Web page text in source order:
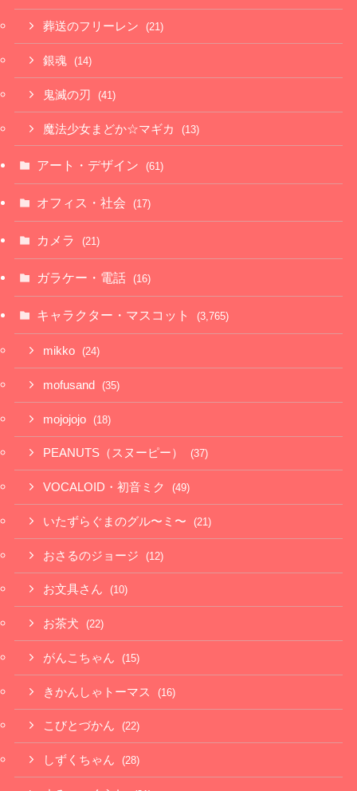
葬送のフリーレン (21)
銀魂 (14)
鬼滅の刃 (41)
魔法少女まどか☆マギカ (13)
アート・デザイン (61)
オフィス・社会 (17)
カメラ (21)
ガラケー・電話 (16)
キャラクター・マスコット (3,765)
mikko (24)
mofusand (35)
mojojojo (18)
PEANUTS（スヌーピー） (37)
VOCALOID・初音ミク (49)
いたずらぐまのグル〜ミ〜 (21)
おさるのジョージ (12)
お文具さん (10)
お茶犬 (22)
がんこちゃん (15)
きかんしゃトーマス (16)
こびとづかん (22)
しずくちゃん (28)